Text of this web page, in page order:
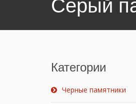
Серый
Категории
Черные памятники